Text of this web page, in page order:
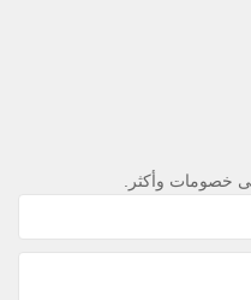
وأكثر.